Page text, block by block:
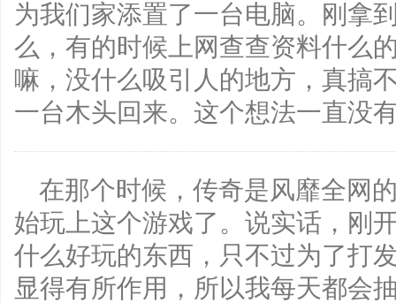
为我们家添置了一台电脑。刚拿
么，有的时候上网查查资料什么
嘛，没什么吸引人的地方，真搞
一台木头回来。这个想法一直没
在那个时候，传奇是风靡全网
始玩上这个游戏了。说实话，刚
什么好玩的东西，只不过为了打
显得有所作用，所以我每天都会